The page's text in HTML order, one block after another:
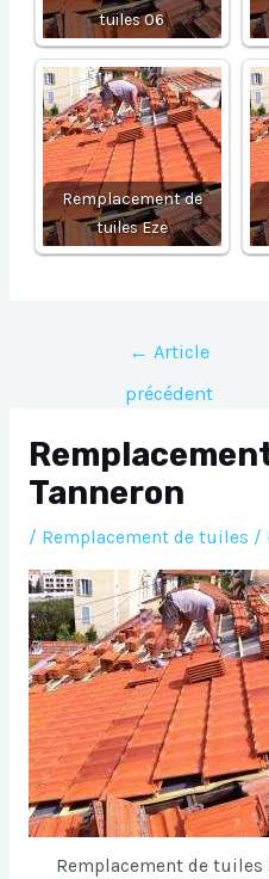
tuiles 06
Remplacement de
tuiles Eze
Navigation
l’article
← Article
précédent
Tanneron
/ Remplacement de tuiles /
Remplacement de tuiles